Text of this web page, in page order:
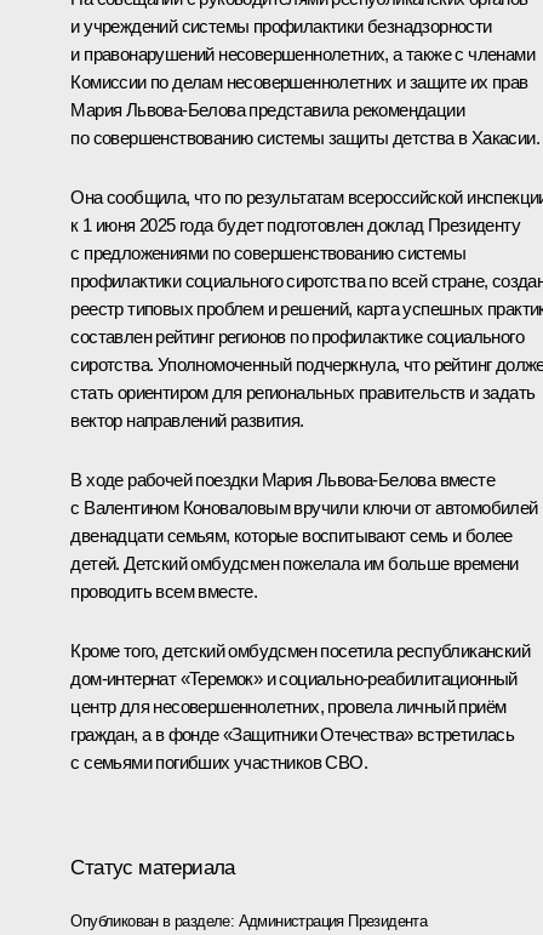
и учреждений системы профилактики безнадзорности
и правонарушений несовершеннолетних, а также с членами
Комиссии по делам несовершеннолетних и защите их прав
Мария Львова-Белова представила рекомендации
по совершенствованию системы защиты детства в Хакасии.
Она сообщила, что по результатам всероссийской
к 1 июня 2025 года будет подготовлен доклад Президенту
с предложениями по совершенствованию системы
профилактики социального сиротства по всей стране,
реестр типовых проблем и решений, карта успешных
составлен рейтинг регионов по профилактике социального
сиротства. Уполномоченный подчеркнула, что рейтинг
стать ориентиром для региональных правительств и задать
вектор направлений развития.
В ходе рабочей поездки Мария Львова-Белова вместе
с Валентином Коноваловым вручили ключи от автомобилей
двенадцати семьям, которые воспитывают семь и более
детей. Детский омбудсмен пожелала им больше времени
проводить всем вместе.
Кроме того, детский омбудсмен посетила республиканский
дом-интернат «Теремок» и социально-реабилитационный
центр для несовершеннолетних, провела личный приём
граждан, а в фонде «Защитники Отечества» встретилась
с семьями погибших участников СВО.
Статус материала
Опубликован в разделе: Администрация Президента